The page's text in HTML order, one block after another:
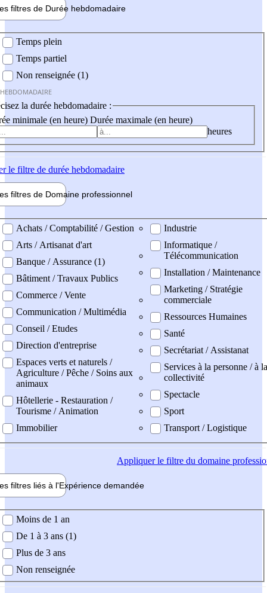
filtres de Durée hebdomadaire
Temps plein
Temps partiel
Non renseignée (1)
la durée hebdomadaire :
minimale (en heure) Durée maximale (en heure)
heures
le filtre de durée hebdomadaire
filtres de Domaine professionnel
professionel
Achats / Comptabilité / Gestion
Arts / Artisanat d'art
Banque / Assurance (1)
Bâtiment / Travaux Publics
Commerce / Vente
Communication / Multimédia
Conseil / Etudes
Direction d'entreprise
Espaces verts et naturels /
Agriculture / Pêche / Soins aux
animaux
Hôtellerie - Restauration /
Tourisme / Animation
Immobilier
Industrie
Informatique /
Télécommunication
Installation / Maintenance
Marketing / Stratégie
commerciale
Ressources Humaines
Santé
Secrétariat / Assistanat
Services à la personne / à la
collectivité
Spectacle
Sport
Transport / Logistique
Appliquerle filtre du domaine
filtres liés à l'Expérience demandée
demandée
Moins de 1 an
De 1 à 3 ans (1)
Plus de 3 ans
Non renseignée